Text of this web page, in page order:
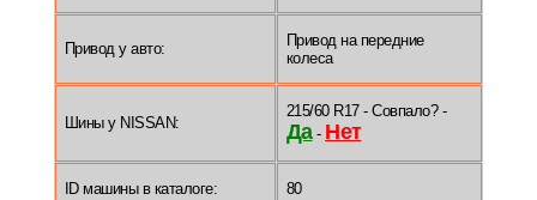
Привод у авто:
Привод на передние
колеса
Шины у NISSAN:
215/60 R17 - Совпало? -
Да- Нет
ID машины в каталоге: 80